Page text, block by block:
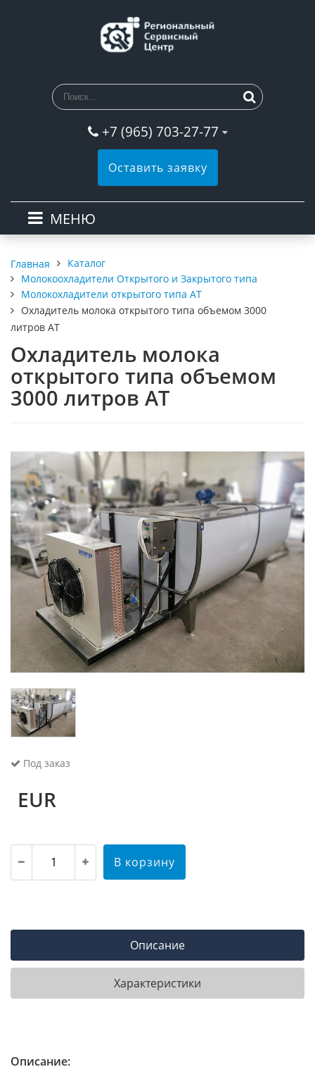
+7 (965) 703-27-77
Оставить заявку
МЕНЮ
Главная
Каталог
Молокоохладители Открытого и Закрытого типа
Молокохладители открытого типа АТ
Охладитель молока открытого типа объемом 3000
литров АТ
Охладитель молока
открытого типа объемом
3000 литров АТ
Под заказ
EUR
В корзину
Описание
Характеристики
Описание: